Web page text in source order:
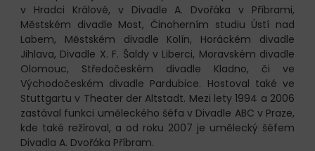
v Hradci Králové, v Divadle A. Dvořáka v Příbrami,
Městském divadle Most, Činoherním studiu Ústí nad
Labem, Městském divadle Kolín, Horáckém divadle
Jihlava, Divadle X. F. Šaldy v Liberci, Moravském divadle
Olomouc, Středočeském divadle Kladno, či ve
Východočeském divadle Pardubice. Hostoval také ve
Stuttgartu v Theater der Altstadt. Mezi lety 1994 a 2006
zastával funkci uměleckého šéfa v Divadle ABC v Praze,
kde také režíroval, a od roku 2007 je umělecký šéfem
Divadla A. Dvořáka Příbram.